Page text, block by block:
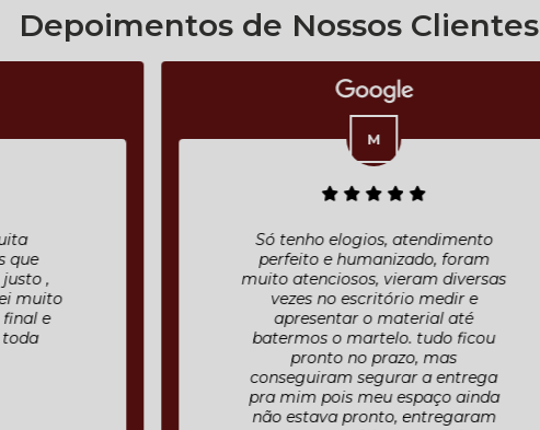
Depoimentos de Nossos Clientes
Só tenho elogios, atendimento
perfeito e humanizado, foram
muito atenciosos, vieram diversas
vezes no escritório medir e
apresentar o material até
batermos o martelo. tudo ficou
pronto no prazo, mas
conseguiram segurar a entrega
pra mim pois meu espaço ainda
não estava pronto, entregaram